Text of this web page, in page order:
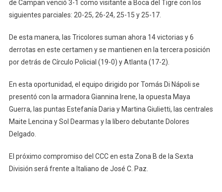
de Campan venció 3-1 como visitante a Boca del Tigre con los
siguientes parciales: 20-25, 26-24, 25-15 y 25-17.
De esta manera, las Tricolores suman ahora 14 victorias y 6
derrotas en este certamen y se mantienen en la tercera posición
por detrás de Círculo Policial (19-0) y Atlanta (17-2).
En esta oportunidad, el equipo dirigido por Tomás Di Nápoli se
presentó con la armadora Giannina Irene, la opuesta Maya
Guerra, las puntas Estefanía Daria y Martina Giulietti, las centrales
Maite Lencina y Sol Dearmas y la líbero debutante Dolores
Delgado.
El próximo compromiso del CCC en esta Zona B de la Sexta
División será frente a Italiano de José C. Paz.